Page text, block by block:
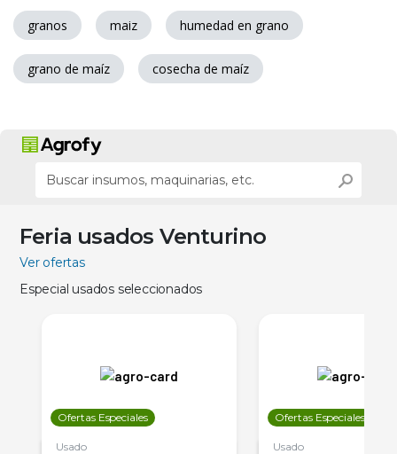
granos maiz humedad en grano
grano de maíz cosecha de maíz
Feria usados Venturino
Ver ofertas
Especial usados seleccionados
Ofertas Especiales
Usado
Ofertas Especiales
Usado